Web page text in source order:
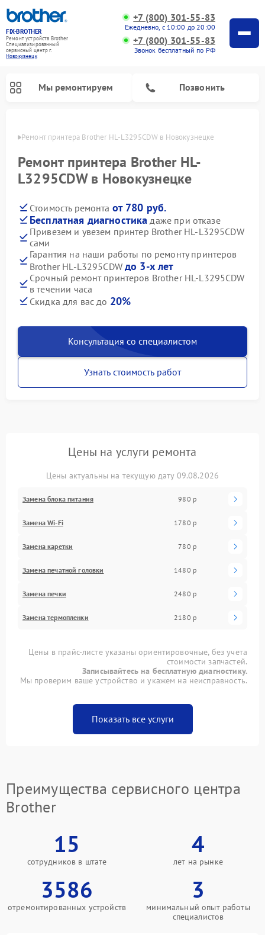
FIX-BROTHER
Ремонт устройств Brother
Специализированный
cервисный центр г.
Новокузнецк
+7 (800) 301-55-83
Ежедневно, с 10:00 до 20:00
+7 (800) 301-55-83
Звонок бесплатный по РФ
Мы ремонтируем Позвонить
Ремонт принтера Brother HL-L3295CDW в Новокузнецке
Ремонт принтера Brother HL-
L3295CDW в Новокузнецке
Стоимость ремонта от 780 руб.
Бесплатная диагностика даже при отказе
Привезем и увезем принтер Brother HL-L3295CDW
сами
Гарантия на наши работы по ремонту принтеров
Brother HL-L3295CDW до 3-х лет
Срочный ремонт принтеров Brother HL-L3295CDW
в течении часа
Скидка для вас до 20%
Консультация со специалистом
Узнать стоимость работ
Цены на услуги ремонта
Цены актуальны на текущую дату 09.08.2026
Замена блока питания 980 р
Замена Wi-Fi 1780 р
Замена каретки 780 р
Замена печатной головки 1480 р
Замена печки 2480 р
Замена термопленки 2180 р
Цены в прайс-листе указаны ориентировочные, без учета
стоимости запчастей.
Записывайтесь на бесплатную диагностику.
Мы проверим ваше устройство и укажем на неисправность.
Показать все услуги
Преимущества сервисного центра
Brother
15
сотрудников в штате
4
лет на рынке
3586
отремонтированных устройств
3
минимальный опыт работы
специалистов